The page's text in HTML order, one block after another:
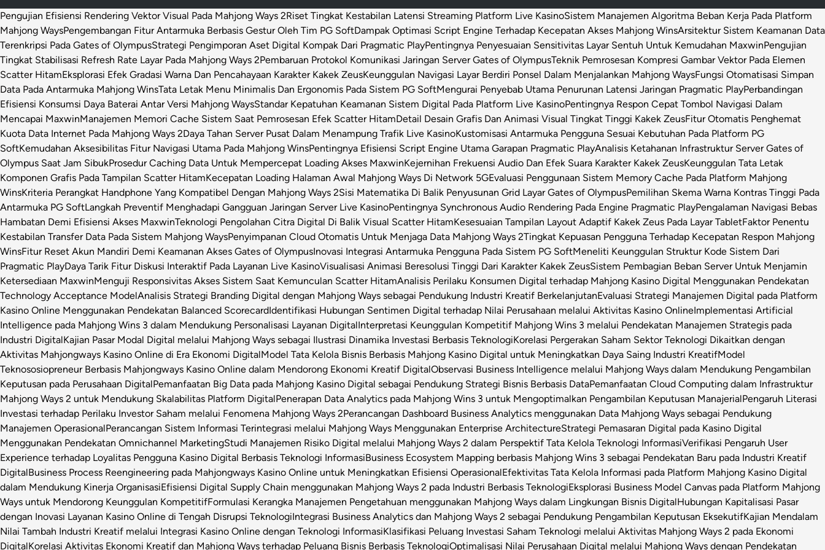
Pengujian Efisiensi Rendering Vektor Visual Pada Mahjong Ways 2Riset Tingkat Kestabilan Latensi Streaming Platform Live KasinoSistem Manajemen Algoritma Beban Kerja Pada Platform
Mahjong WaysPengembangan Fitur Antarmuka Berbasis Gestur Oleh Tim PG SoftDampak Optimasi Script Engine Terhadap Kecepatan Akses Mahjong WinsArsitektur Sistem Keamanan Data
Terenkripsi Pada Gates of OlympusStrategi Pengimporan Aset Digital Kompak Dari Pragmatic PlayPentingnya Penyesuaian Sensitivitas Layar Sentuh Untuk Kemudahan MaxwinPengujian
Tingkat Stabilisasi Refresh Rate Layar Pada Mahjong Ways 2Pembaruan Protokol Komunikasi Jaringan Server Gates of OlympusTeknik Pemrosesan Kompresi Gambar Vektor Pada Elemen
Scatter HitamEksplorasi Efek Gradasi Warna Dan Pencahayaan Karakter Kakek ZeusKeunggulan Navigasi Layar Berdiri Ponsel Dalam Menjalankan Mahjong WaysFungsi Otomatisasi Simpan
Data Pada Antarmuka Mahjong WinsTata Letak Menu Minimalis Dan Ergonomis Pada Sistem PG SoftMengurai Penyebab Utama Penurunan Latensi Jaringan Pragmatic PlayPerbandingan
Efisiensi Konsumsi Daya Baterai Antar Versi Mahjong WaysStandar Kepatuhan Keamanan Sistem Digital Pada Platform Live KasinoPentingnya Respon Cepat Tombol Navigasi Dalam
Mencapai MaxwinManajemen Memori Cache Sistem Saat Pemrosesan Efek Scatter HitamDetail Desain Grafis Dan Animasi Visual Tingkat Tinggi Kakek ZeusFitur Otomatis Penghemat
Kuota Data Internet Pada Mahjong Ways 2Daya Tahan Server Pusat Dalam Menampung Trafik Live KasinoKustomisasi Antarmuka Pengguna Sesuai Kebutuhan Pada Platform PG
SoftKemudahan Aksesibilitas Fitur Navigasi Utama Pada Mahjong WinsPentingnya Efisiensi Script Engine Utama Garapan Pragmatic PlayAnalisis Ketahanan Infrastruktur Server Gates of
Olympus Saat Jam SibukProsedur Caching Data Untuk Mempercepat Loading Akses MaxwinKejernihan Frekuensi Audio Dan Efek Suara Karakter Kakek ZeusKeunggulan Tata Letak
Komponen Grafis Pada Tampilan Scatter HitamKecepatan Loading Halaman Awal Mahjong Ways Di Network 5GEvaluasi Penggunaan Sistem Memory Cache Pada Platform Mahjong
WinsKriteria Perangkat Handphone Yang Kompatibel Dengan Mahjong Ways 2Sisi Matematika Di Balik Penyusunan Grid Layar Gates of OlympusPemilihan Skema Warna Kontras Tinggi Pada
Antarmuka PG SoftLangkah Preventif Menghadapi Gangguan Jaringan Server Live KasinoPentingnya Synchronous Audio Rendering Pada Engine Pragmatic PlayPengalaman Navigasi Bebas
Hambatan Demi Efisiensi Akses MaxwinTeknologi Pengolahan Citra Digital Di Balik Visual Scatter HitamKesesuaian Tampilan Layout Adaptif Kakek Zeus Pada Layar TabletFaktor Penentu
Kestabilan Transfer Data Pada Sistem Mahjong WaysPenyimpanan Cloud Otomatis Untuk Menjaga Data Mahjong Ways 2Tingkat Kepuasan Pengguna Terhadap Kecepatan Respon Mahjong
WinsFitur Reset Akun Mandiri Demi Keamanan Akses Gates of OlympusInovasi Integrasi Antarmuka Pengguna Pada Sistem PG SoftMeneliti Keunggulan Struktur Kode Sistem Dari
Pragmatic PlayDaya Tarik Fitur Diskusi Interaktif Pada Layanan Live KasinoVisualisasi Animasi Beresolusi Tinggi Dari Karakter Kakek ZeusSistem Pembagian Beban Server Untuk Menjamin
Ketersediaan MaxwinMenguji Responsivitas Akses Sistem Saat Kemunculan Scatter HitamAnalisis Perilaku Konsumen Digital terhadap Mahjong Kasino Digital Menggunakan Pendekatan
Technology Acceptance ModelAnalisis Strategi Branding Digital dengan Mahjong Ways sebagai Pendukung Industri Kreatif BerkelanjutanEvaluasi Strategi Manajemen Digital pada Platform
Kasino Online Menggunakan Pendekatan Balanced ScorecardIdentifikasi Hubungan Sentimen Digital terhadap Nilai Perusahaan melalui Aktivitas Kasino OnlineImplementasi Artificial
Intelligence pada Mahjong Wins 3 dalam Mendukung Personalisasi Layanan DigitalInterpretasi Keunggulan Kompetitif Mahjong Wins 3 melalui Pendekatan Manajemen Strategis pada
Industri DigitalKajian Pasar Modal Digital melalui Mahjong Ways sebagai Ilustrasi Dinamika Investasi Berbasis TeknologiKorelasi Pergerakan Saham Sektor Teknologi Dikaitkan dengan
Aktivitas Mahjongways Kasino Online di Era Ekonomi DigitalModel Tata Kelola Bisnis Berbasis Mahjong Kasino Digital untuk Meningkatkan Daya Saing Industri KreatifModel
Teknososiopreneur Berbasis Mahjongways Kasino Online dalam Mendorong Ekonomi Kreatif DigitalObservasi Business Intelligence melalui Mahjong Ways dalam Mendukung Pengambilan
Keputusan pada Perusahaan DigitalPemanfaatan Big Data pada Mahjong Kasino Digital sebagai Pendukung Strategi Bisnis Berbasis DataPemanfaatan Cloud Computing dalam Infrastruktur
Mahjong Ways 2 untuk Mendukung Skalabilitas Platform DigitalPenerapan Data Analytics pada Mahjong Wins 3 untuk Mengoptimalkan Pengambilan Keputusan ManajerialPengaruh Literasi
Investasi terhadap Perilaku Investor Saham melalui Fenomena Mahjong Ways 2Perancangan Dashboard Business Analytics menggunakan Data Mahjong Ways sebagai Pendukung
Manajemen OperasionalPerancangan Sistem Informasi Terintegrasi melalui Mahjong Ways Menggunakan Enterprise ArchitectureStrategi Pemasaran Digital pada Kasino Digital
Menggunakan Pendekatan Omnichannel MarketingStudi Manajemen Risiko Digital melalui Mahjong Ways 2 dalam Perspektif Tata Kelola Teknologi InformasiVerifikasi Pengaruh User
Experience terhadap Loyalitas Pengguna Kasino Digital Berbasis Teknologi InformasiBusiness Ecosystem Mapping berbasis Mahjong Wins 3 sebagai Pendekatan Baru pada Industri Kreatif
DigitalBusiness Process Reengineering pada Mahjongways Kasino Online untuk Meningkatkan Efisiensi OperasionalEfektivitas Tata Kelola Informasi pada Platform Mahjong Kasino Digital
dalam Mendukung Kinerja OrganisasiEfisiensi Digital Supply Chain menggunakan Mahjong Ways 2 pada Industri Berbasis TeknologiEksplorasi Business Model Canvas pada Platform Mahjong
Ways untuk Mendorong Keunggulan KompetitifFormulasi Kerangka Manajemen Pengetahuan menggunakan Mahjong Ways dalam Lingkungan Bisnis DigitalHubungan Kapitalisasi Pasar
dengan Inovasi Layanan Kasino Online di Tengah Disrupsi TeknologiIntegrasi Business Analytics dan Mahjong Ways 2 sebagai Pendukung Pengambilan Keputusan EksekutifKajian Mendalam
Nilai Tambah Industri Kreatif melalui Integrasi Kasino Online dengan Teknologi InformasiKlasifikasi Peluang Investasi Saham Teknologi melalui Aktivitas Mahjong Ways 2 pada Ekonomi
DigitalKorelasi Aktivitas Ekonomi Kreatif dan Mahjong Ways terhadap Peluang Bisnis Berbasis TeknologiOptimalisasi Nilai Perusahaan Digital melalui Mahjong Ways dengan Pendekatan